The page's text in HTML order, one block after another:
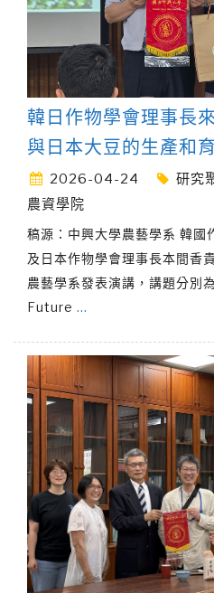
韓日作物學會理事長
與日本大豆的生產和
2026-04-24 研究
農資學院
稿源：中興大學農藝學系 韓國
及日本作物學會理事長本間香
農藝學系發表演講，講題分
Future …